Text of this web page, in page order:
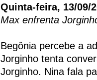
Quinta-feira, 13/09/
Max enfrenta
Begônia percebe a
Jorginho tenta
Jorginho. Nina fala